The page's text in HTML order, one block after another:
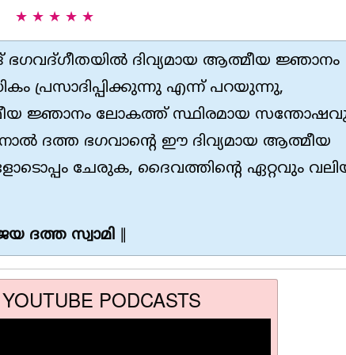
★ ★ ★ ★ ★
ദിവ്യമായ ആത്മീയ ജ്ഞാനം
പ്രസാദിപ്പിക്കുന്നു എന്ന് പറയുന്നു,
ജ്ഞാനം ലോകത്ത് സ്ഥിരമായ
ദത്ത ഭഗവാന്റെ ഈ ദിവ്യമായ ആത്മീയ
ചേരുക, ദൈവത്തിൻ്റെ ഏറ്റവും
ദത്ത സ്വാമി
PODCASTS